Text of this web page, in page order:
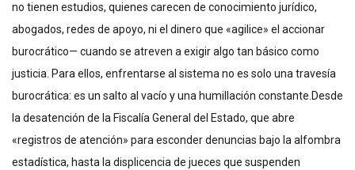
no tienen estudios, quienes carecen de conocimiento jurídico,
abogados, redes de apoyo, ni el dinero que «agilice» el accionar
burocrático— cuando se atreven a exigir algo tan básico como
justicia. Para ellos, enfrentarse al sistema no es solo una travesía
burocrática: es un salto al vacío y una humillación constante.Desde
la desatención de la Fiscalía General del Estado, que abre
«registros de atención» para esconder denuncias bajo la alfombra
estadística, hasta la displicencia de jueces que suspenden